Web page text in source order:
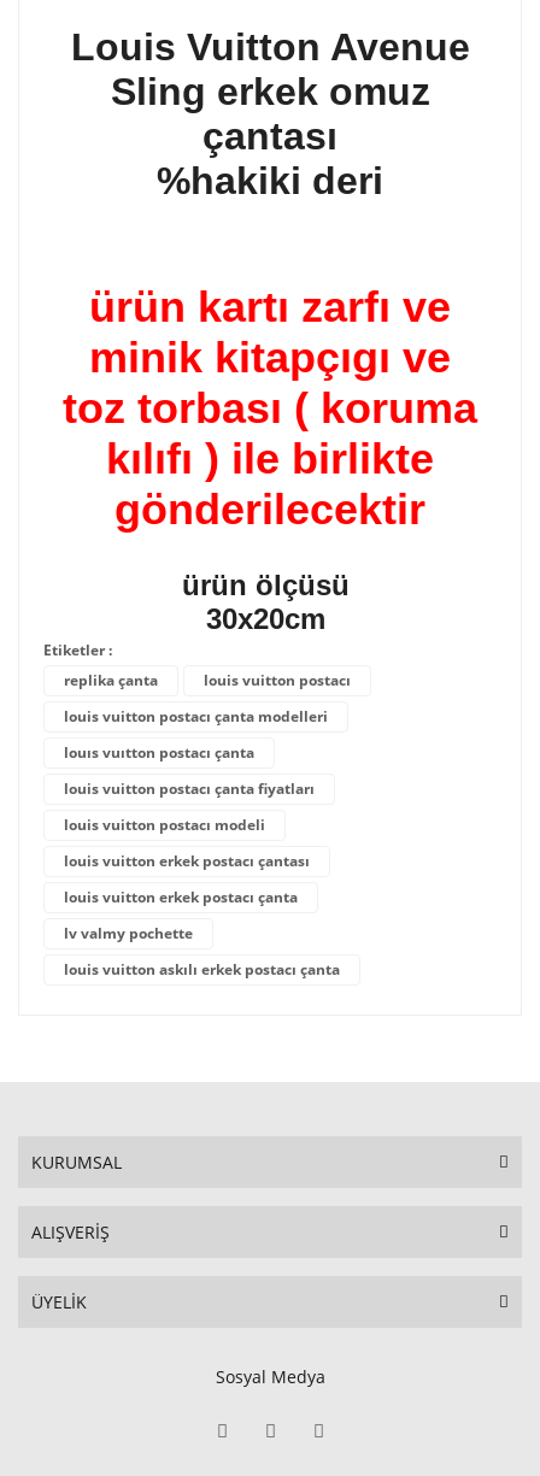
Louis Vuitton Avenue
Sling erkek omuz
çantası
%hakiki deri
ürün kartı zarfı ve
minik kitapçıgı ve
toz torbası ( koruma
kılıfı ) ile birlikte
gönderilecektir
ürün ölçüsü
30x20cm
Etiketler :
replika çanta
louis vuitton postacı
louis vuitton postacı çanta modelleri
louıs vuıtton postacı çanta
louis vuitton postacı çanta fiyatları
louis vuitton postacı modeli
louis vuitton erkek postacı çantası
louis vuitton erkek postacı çanta
lv valmy pochette
louis vuitton askılı erkek postacı çanta
KURUMSAL
ALIŞVERİŞ
ÜYELİK
Sosyal Medya